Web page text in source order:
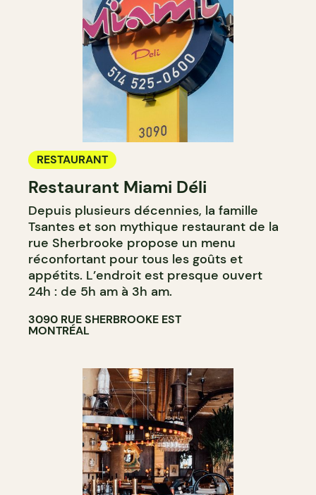
RESTAURANT
Restaurant Miami Déli
Depuis plusieurs décennies, la famille
Tsantes et son mythique restaurant de la
rue Sherbrooke propose un menu
réconfortant pour tous les goûts et
appétits. L’endroit est presque ouvert
24h : de 5h am à 3h am.
3090 RUE SHERBROOKE EST
MONTRÉAL